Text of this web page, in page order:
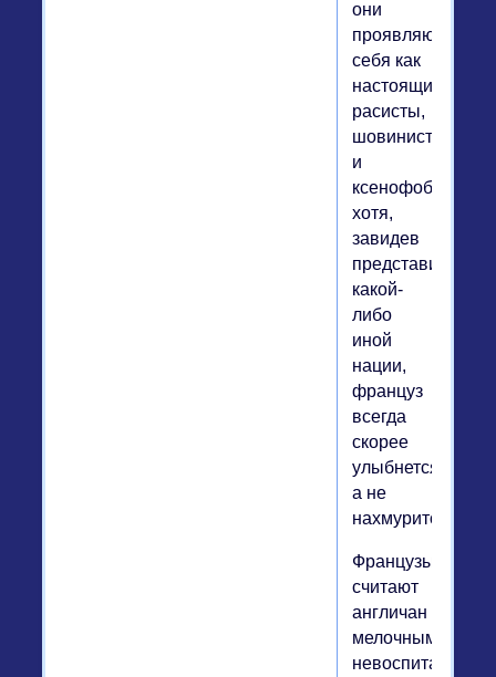
они
проявляют
себя как
настоящие
расисты,
шовинисты
и
ксенофобы,
хотя,
завидев
представителя
какой-
либо
иной
нации,
француз
всегда
скорее
улыбнется,
а не
нахмурится.
Французы
считают
англичан
мелочными,